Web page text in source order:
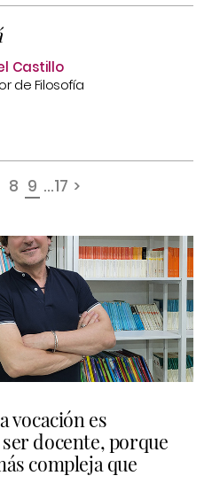
Castillo
de Filosofía
8 9 ...17 >
vocación es
docente, porque
compleja que